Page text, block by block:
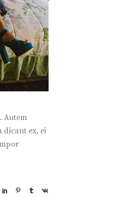
Autem
dicant ex, ei